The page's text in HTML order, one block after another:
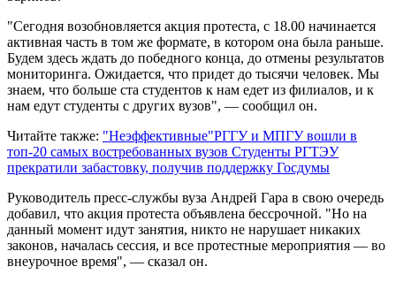
"Сегодня возобновляется акция протеста, с 18.00 начинается
активная часть в том же формате, в котором она была раньше.
Будем здесь ждать до победного конца, до отмены результатов
мониторинга. Ожидается, что придет до тысячи человек. Мы
знаем, что больше ста студентов к нам едет из филиалов, и к
нам едут студенты с других вузов", — сообщил он.
Читайте также: "Неэффективные"РГГУ и МПГУ вошли в
топ-20 самых востребованных вузов Студенты РГТЭУ
прекратили забастовку, получив поддержку Госдумы
Руководитель пресс-службы вуза Андрей Гара в свою очередь
добавил, что акция протеста объявлена бессрочной. "Но на
данный момент идут занятия, никто не нарушает никаких
законов, началась сессия, и все протестные мероприятия — во
внеурочное время", — сказал он.